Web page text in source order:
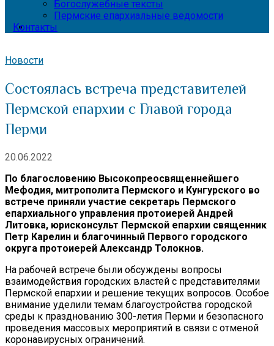
Богослужебные тексты
Пермские епархиальные ведомости
Контакты
Новости
Состоялась встреча представителей
Пермской епархии с Главой города
Перми
20.06.2022
По благословению Высокопреосвященнейшего
Мефодия, митрополита Пермского и Кунгурского во
встрече приняли участие секретарь Пермского
епархиального управления протоиерей Андрей
Литовка, юрисконсульт Пермской епархии священник
Петр Карелин и благочинный Первого городского
округа протоиерей Александр Толокнов.
На рабочей встрече были обсуждены вопросы
взаимодействия городских властей с представителями
Пермской епархии и решение текущих вопросов. Особое
внимание уделили темам благоустройства городской
среды к празднованию 300-летия Перми и безопасного
проведения массовых мероприятий в связи с отменой
коронавирусных ограничений.